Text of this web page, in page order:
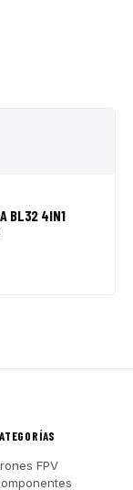
BL32 4IN1
FPV